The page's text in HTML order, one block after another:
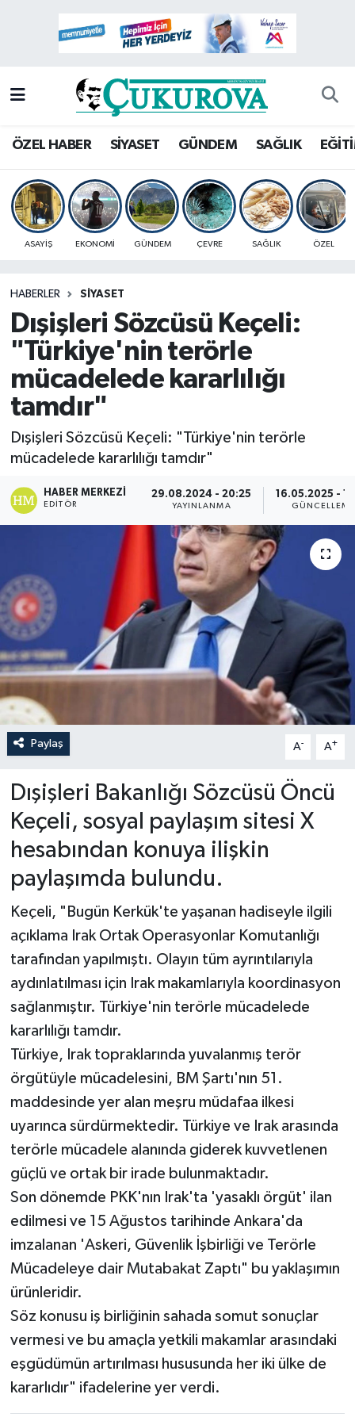
ÖZEL HABER SİYASET GÜNDEM SAĞLIK
ASAYİŞ EKONOMİ GÜNDEM ÇEVRE SAĞLIK ÖZEL
HABERLER SİYASET
Dışişleri Sözcüsü Keçeli:
"Türkiye'nin terörle
mücadelede kararlılığı
tamdır"
Dışişleri Sözcüsü Keçeli: "Türkiye'nin terörle
mücadelede kararlılığı tamdır"
HABER MERKEZI
EDITÖR
29.08.2024 - 20:25
YAYINLANMA
16.05.2025 -
GÜNCELLEME
Paylaş A- A+
Dışişleri Bakanlığı Sözcüsü Öncü
Keçeli, sosyal paylaşım sitesi X
hesabından konuya ilişkin
paylaşımda bulundu.
Keçeli, "Bugün Kerkük'te yaşanan hadiseyle ilgili
açıklama Irak Ortak Operasyonlar Komutanlığı
tarafından yapılmıştı. Olayın tüm ayrıntılarıyla
aydınlatılması için Irak makamlarıyla koordinasyon
sağlanmıştır. Türkiye'nin terörle mücadelede
kararlılığı tamdır.
Türkiye, Irak topraklarında yuvalanmış terör
örgütüyle mücadelesini, BM Şartı'nın 51.
maddesinde yer alan meşru müdafaa ilkesi
uyarınca sürdürmektedir. Türkiye ve Irak arasında
terörle mücadele alanında giderek kuvvetlenen
güçlü ve ortak bir irade bulunmaktadır.
Son dönemde PKK'nın Irak'ta 'yasaklı örgüt' ilan
edilmesi ve 15 Ağustos tarihinde Ankara'da
imzalanan 'Askeri, Güvenlik İşbirliği ve Terörle
Mücadeleye dair Mutabakat Zaptı" bu yaklaşımın
ürünleridir.
Söz konusu iş birliğinin sahada somut sonuçlar
vermesi ve bu amaçla yetkili makamlar arasındaki
eşgüdümün artırılması hususunda her iki ülke de
kararlıdır" ifadelerine yer verdi.
Mersin Hava Durumu
Mersin Namaz Vakitleri
Mersin Trafik Yoğunluk Haritası
Süper Lig Puan Durumu ve Fikstür
Haber Arşivi